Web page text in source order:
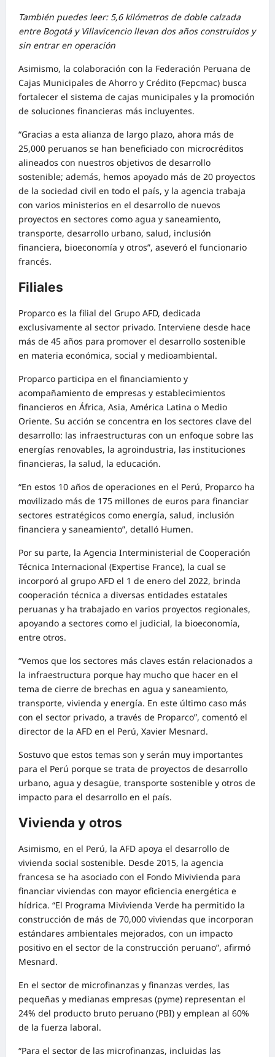
También puedes leer: 5,6 kilómetros de doble calzada
entre Bogotá y Villavicencio llevan dos años construidos y
sin entrar en operación
Asimismo, la colaboración con la Federación Peruana de
Cajas Municipales de Ahorro y Crédito (Fepcmac) busca
fortalecer el sistema de cajas municipales y la promoción
de soluciones financieras más incluyentes.
“Gracias a esta alianza de largo plazo, ahora más de
25,000 peruanos se han beneficiado con microcréditos
alineados con nuestros objetivos de desarrollo
sostenible; además, hemos apoyado más de 20 proyectos
de la sociedad civil en todo el país, y la agencia trabaja
con varios ministerios en el desarrollo de nuevos
proyectos en sectores como agua y saneamiento,
transporte, desarrollo urbano, salud, inclusión
financiera, bioeconomía y otros”, aseveró el funcionario
francés.
Filiales
Proparco es la filial del Grupo AFD, dedicada
exclusivamente al sector privado. Interviene desde hace
más de 45 años para promover el desarrollo sostenible
en materia económica, social y medioambiental.
Proparco participa en el financiamiento y
acompañamiento de empresas y establecimientos
financieros en África, Asia, América Latina o Medio
Oriente. Su acción se concentra en los sectores clave del
desarrollo: las infraestructuras con un enfoque sobre las
energías renovables, la agroindustria, las instituciones
financieras, la salud, la educación.
“En estos 10 años de operaciones en el Perú, Proparco ha
movilizado más de 175 millones de euros para financiar
sectores estratégicos como energía, salud, inclusión
financiera y saneamiento”, detalló Humen.
Por su parte, la Agencia Interministerial de Cooperación
Técnica Internacional (Expertise France), la cual se
incorporó al grupo AFD el 1 de enero del 2022, brinda
cooperación técnica a diversas entidades estatales
peruanas y ha trabajado en varios proyectos regionales,
apoyando a sectores como el judicial, la bioeconomía,
entre otros.
“Vemos que los sectores más claves están relacionados a
la infraestructura porque hay mucho que hacer en el
tema de cierre de brechas en agua y saneamiento,
transporte, vivienda y energía. En este último caso más
con el sector privado, a través de Proparco”, comentó el
director de la AFD en el Perú, Xavier Mesnard.
Sostuvo que estos temas son y serán muy importantes
para el Perú porque se trata de proyectos de desarrollo
urbano, agua y desagüe, transporte sostenible y otros de
impacto para el desarrollo en el país.
Vivienda y otros
Asimismo, en el Perú, la AFD apoya el desarrollo de
vivienda social sostenible. Desde 2015, la agencia
francesa se ha asociado con el Fondo Mivivienda para
financiar viviendas con mayor eficiencia energética e
hídrica. “El Programa Mivivienda Verde ha permitido la
construcción de más de 70,000 viviendas que incorporan
estándares ambientales mejorados, con un impacto
positivo en el sector de la construcción peruano”, afirmó
Mesnard.
En el sector de microfinanzas y finanzas verdes, las
pequeñas y medianas empresas (pyme) representan el
24% del producto bruto peruano (PBI) y emplean al 60%
de la fuerza laboral.
“Para el sector de las microfinanzas, incluidas las